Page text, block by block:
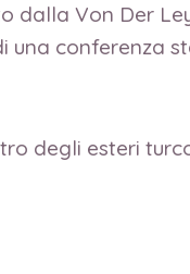
Von Der
conferenza
degli esteri